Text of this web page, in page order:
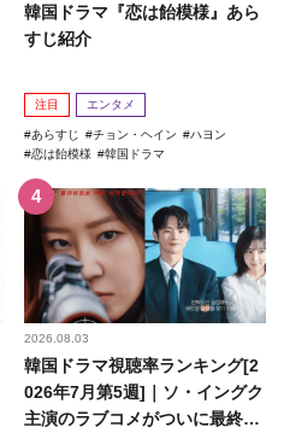
韓国ドラマ『恋は飴模様』あら
すじ紹介
注目 エンタメ
あらすじ チョン・ヘイン
ハヨン
恋は飴模様
韓国ドラマ
2026.08.03
韓国ドラマ視聴率ランキング[2
026年7月第5週]｜ソ・イングク
主演のラブコメがついに最終